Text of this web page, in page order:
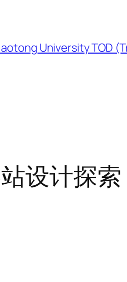
University TOD
设计探索